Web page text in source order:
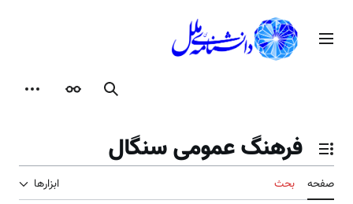
محتوامنوی اصلی
جستجوظاهر
تغییر وضعیت فهرست محتویات
فرهنگ عمومی سنگال
صفحه بحث ابزارها